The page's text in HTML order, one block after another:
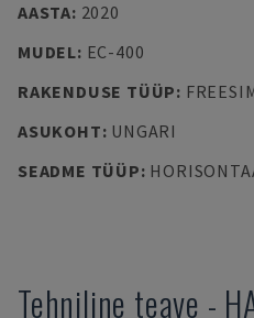
AASTA: 2020
MUDEL: EC-400
RAKENDUSE TÜÜP:
ASUKOHT: UNGARI
SEADME TÜÜP:
Tehniline teave -